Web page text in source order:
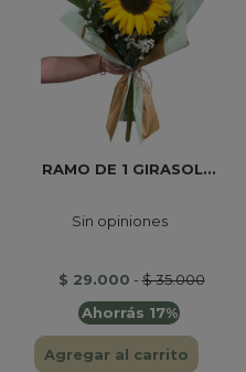
RAMO DE 1 GIRASOL...
Sin opiniones
$ 29.000 -$ 35.000
Ahorrás 17%
Agregar al carrito